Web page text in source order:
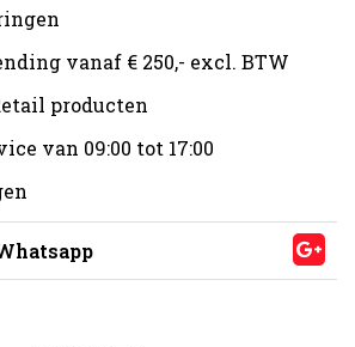
vanaf € 250,- excl. BTW
producten
van 09:00 tot 17:00